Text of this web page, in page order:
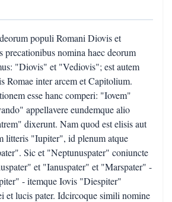
populi Romani Diovis et
precationibus nomina haec deorum
"Diovis" et "Vediovis"; est autem
Romae inter arcem et Capitolium.
esse hanc comperi: "Iovem"
appellavere eundemque alio
dixerunt. Nam quod est elisis aut
litteris "Iupiter", id plenum atque
Sic et "Neptunuspater" coniuncte
et "Ianuspater" et "Marspater" -
- itemque Iovis "Diespiter"
et lucis pater. Idcircoque simili nomine